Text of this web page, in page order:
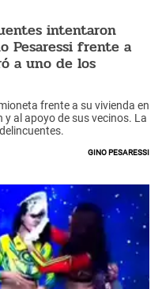
intentaron
Pesaressi frente a
a uno de los
frente a su vivienda en
al apoyo de sus vecinos. La
Gino Pesaressi